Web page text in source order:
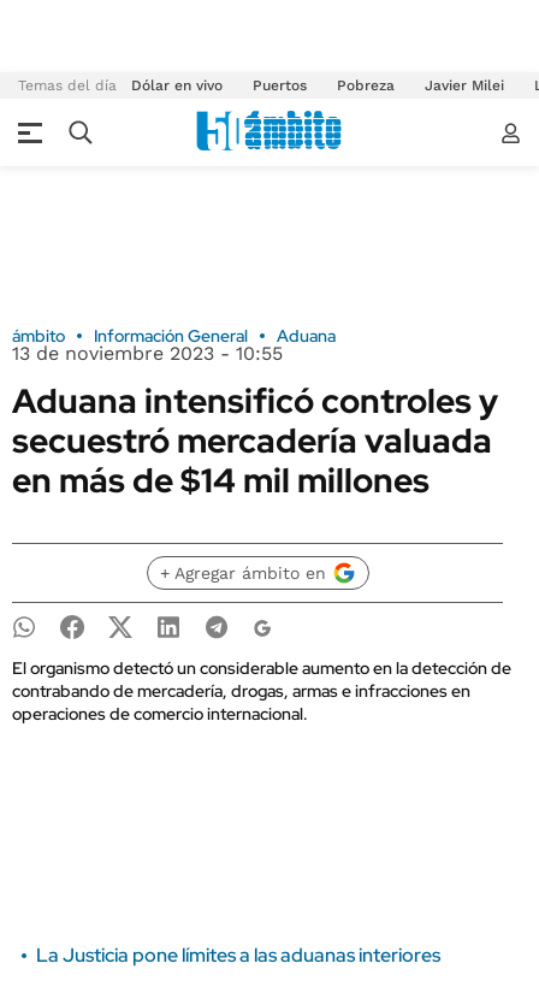
Temas del día Dólar en vivo Puertos Pobreza Javier Milei
ámbito Información General Aduana
13 de noviembre 2023 - 10:55
Aduana intensificó controles y
secuestró mercadería valuada
en más de $14 mil millones
+ Agregar ámbito en
El organismo detectó un considerable aumento en la detección de
contrabando de mercadería, drogas, armas e infracciones en
operaciones de comercio internacional.
La Justicia pone límites a las aduanas interiores